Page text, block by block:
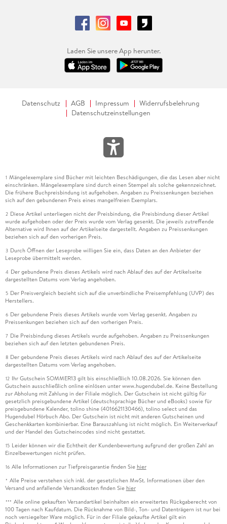
Laden Sie unsere App herunter.
Datenschutz AGB Impressum
Widerrufsbelehrung
Datenschutzeinstellungen
1 Mängelexemplare sind Bücher mit leichten Beschädigungen, die das Lesen aber nicht
einschränken. Mängelexemplare sind durch einen Stempel als solche gekennzeichnet.
Die frühere Buchpreisbindung ist aufgehoben. Angaben zu Preissenkungen beziehen
sich auf den gebundenen Preis eines mangelfreien Exemplars.
2 Diese Artikel unterliegen nicht der Preisbindung, die Preisbindung dieser Artikel
wurde aufgehoben oder der Preis wurde vom Verlag gesenkt. Die jeweils zutreffende
Alternative wird Ihnen auf der Artikelseite dargestellt. Angaben zu Preissenkungen
beziehen sich auf den vorherigen Preis.
3 Durch Öffnen der Leseprobe willigen Sie ein, dass Daten an den Anbieter der
Leseprobe übermittelt werden.
4 Der gebundene Preis dieses Artikels wird nach Ablauf des auf der Artikelseite
dargestellten Datums vom Verlag angehoben.
5 Der Preisvergleich bezieht sich auf die unverbindliche Preisempfehlung (UVP) des
Herstellers.
6 Der gebundene Preis dieses Artikels wurde vom Verlag gesenkt. Angaben zu
Preissenkungen beziehen sich auf den vorherigen Preis.
7 Die Preisbindung dieses Artikels wurde aufgehoben. Angaben zu Preissenkungen
beziehen sich auf den letzten gebundenen Preis.
8 Der gebundene Preis dieses Artikels wird nach Ablauf des auf der Artikelseite
dargestellten Datums vom Verlag angehoben.
12 Ihr Gutschein SOMMER13 gilt bis einschließlich 10.08.2026. Sie können den
Gutschein ausschließlich online einlösen unter www.hugendubel.de. Keine Bestellung
zur Abholung mit Zahlung in der Filiale möglich. Der Gutschein ist nicht gültig für
gesetzlich preisgebundene Artikel (deutschsprachige Bücher und eBooks) sowie für
preisgebundene Kalender, tolino shine (4016621130466), tolino select und das
Hugendubel Hörbuch Abo. Der Gutschein ist nicht mit anderen Gutscheinen und
Geschenkkarten kombinierbar. Eine Barauszahlung ist nicht möglich. Ein Weiterverkauf
und der Handel des Gutscheincodes sind nicht gestattet.
15 Leider können wir die Echtheit der Kundenbewertung aufgrund der großen Zahl an
Einzelbewertungen nicht prüfen.
16 Alle Informationen zur Tiefpreisgarantie finden Sie hier
* Alle Preise verstehen sich inkl. der gesetzlichen MwSt. Informationen über den
Versand und anfallende Versandkosten finden Sie hier
*** Alle online gekauften Versandartikel beinhalten ein erweitertes Rückgaberecht von
100 Tagen nach Kaufdatum. Die Rücknahme von Bild-, Ton- und Datenträgern ist nur bei
noch versiegelter Ware möglich. Für in der Filiale gekaufte Artikel gilt ein